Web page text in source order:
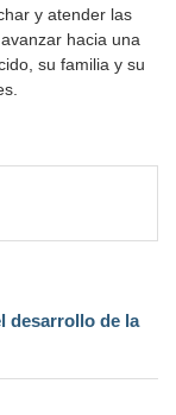
y atender las
hacia una
su familia y su
desarrollo de la